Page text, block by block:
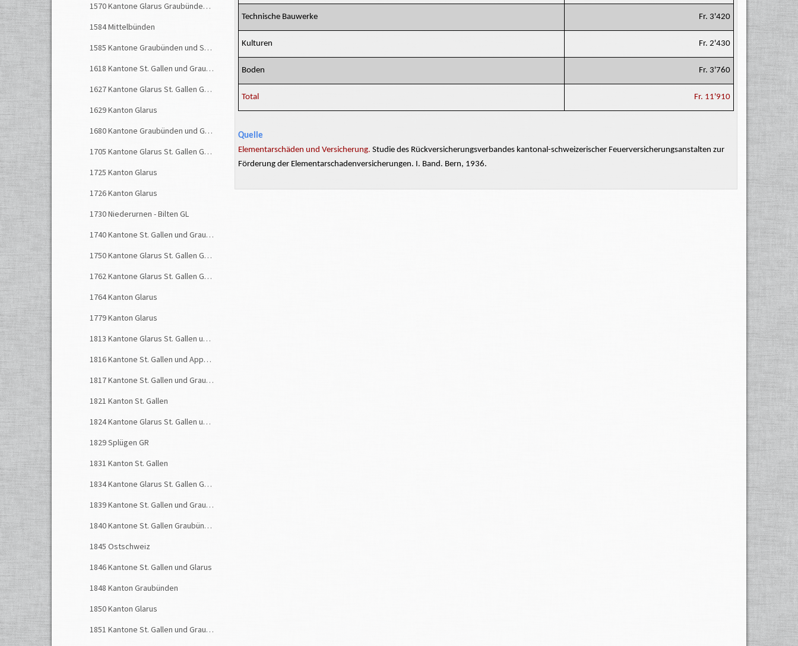
Technische Bauwerke Fr. 3'420
Kulturen Fr. 2'430
Boden Fr. 3'760
Total Fr. 11'910
Quelle
Elementarschäden und Versicherung. Studie des Rückversicherungsverbandes kantonal-schweizerischer Feuerversicherungsanstalten zur
Förderung der Elementarschadenversicherungen. I. Band. Bern, 1936.
1570 Kantone Glarus Graubünden St. Gallen
1584 Mittelbünden
1585 Kantone Graubünden und St. Gallen
1618 Kantone St. Gallen und Graubünden
1627 Kantone Glarus St. Gallen Graubünden
1629 Kanton Glarus
1680 Kantone Graubünden und Glarus
1705 Kantone Glarus St. Gallen Graubünden
1725 Kanton Glarus
1726 Kanton Glarus
1730 Niederurnen - Bilten GL
1740 Kantone St. Gallen und Graubünden
1750 Kantone Glarus St. Gallen Graubünden
1762 Kantone Glarus St. Gallen Graubünden
1764 Kanton Glarus
1779 Kanton Glarus
1813 Kantone Glarus St. Gallen und Graubünden
1816 Kantone St. Gallen und Appenzell
1817 Kantone St. Gallen und Graubünden
1821 Kanton St. Gallen
1824 Kantone Glarus St. Gallen und Graubünden
1829 Splügen GR
1831 Kanton St. Gallen
1834 Kantone Glarus St. Gallen Graubünden
1839 Kantone St. Gallen und Graubünden
1840 Kantone St. Gallen Graubünden Glarus
1845 Ostschweiz
1846 Kantone St. Gallen und Glarus
1848 Kanton Graubünden
1850 Kanton Glarus
1851 Kantone St. Gallen und Graubünden